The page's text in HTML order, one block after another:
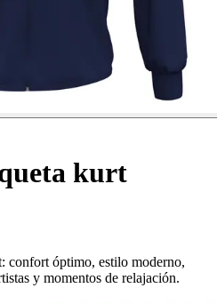
kurt
confort óptimo, estilo moderno,
y momentos de relajación.